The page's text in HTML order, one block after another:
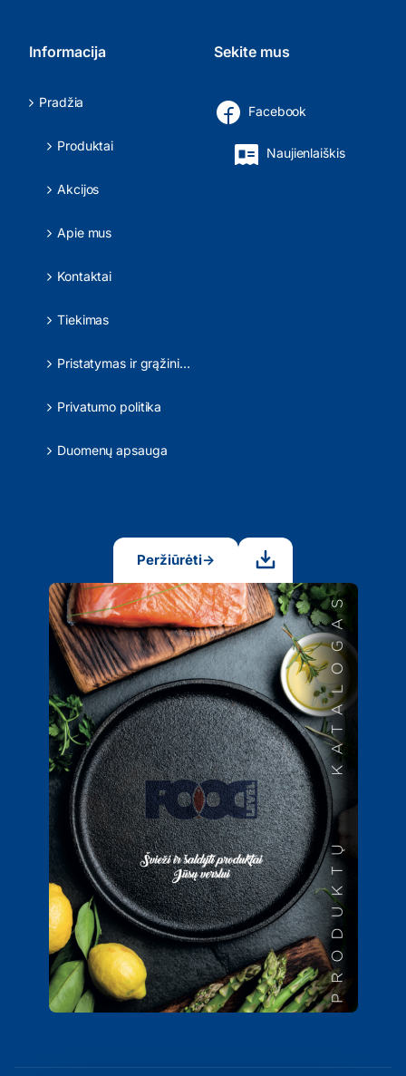
Informacija
Pradžia
Produktai
Akcijos
Apie mus
Kontaktai
Tiekimas
Pristatymas ir grąžinimas
Privatumo politika
Duomenų apsauga
Sekite mus
Facebook
Naujienlaiškis
Peržiūrėti→